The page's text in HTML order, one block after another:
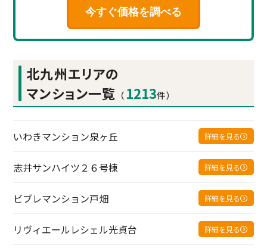
今すぐ価格を調べる
北九州エリアの
マンション一覧 （ 1213件）
いわきマンション泉ヶ丘 詳細を見る
志井サンハイツ２６号棟 詳細を見る
ビブレマンション戸畑 詳細を見る
リヴィエールレシェル光貞台 詳細を見る